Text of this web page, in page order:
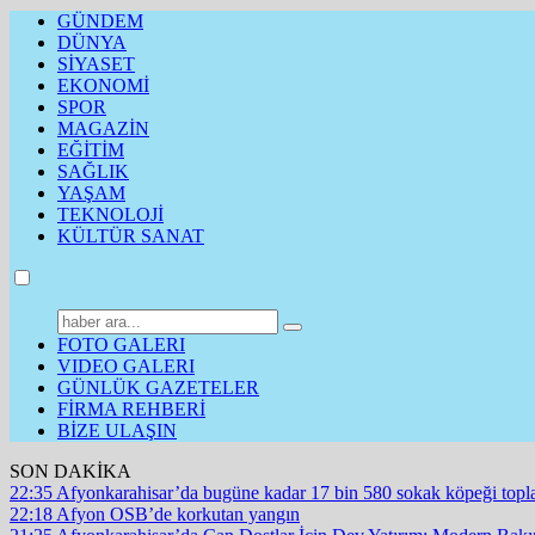
GÜNDEM
DÜNYA
SİYASET
EKONOMİ
SPOR
MAGAZİN
EĞİTİM
SAĞLIK
YAŞAM
TEKNOLOJİ
KÜLTÜR SANAT
FOTO GALERI
VIDEO GALERI
GÜNLÜK GAZETELER
FİRMA REHBERİ
BİZE ULAŞIN
SON DAKİKA
22:35 Afyonkarahisar’da bugüne kadar 17 bin 580 sokak köpeği
22:18 Afyon OSB’de korkutan yangın